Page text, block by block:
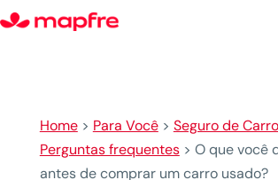
Home> Para Você> Seguro de Carro
Perguntas frequentes> O que você
antes de comprar um carro usado?